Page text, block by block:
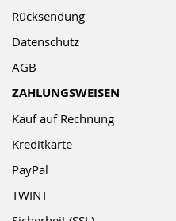
Rücksendung
Datenschutz
AGB
ZAHLUNGSWEISEN
Kauf auf Rechnung
Kreditkarte
PayPal
TWINT